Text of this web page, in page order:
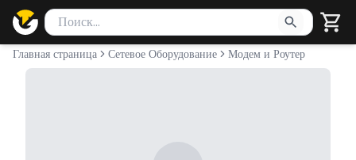
Поиск товаров
Введите минимум 2 символа для поиска. Нажмите Enter
Главная страница Сетевое Оборудование Модем и Роутер